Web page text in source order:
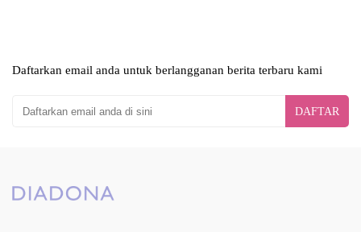
Daftarkan email anda untuk berlangganan berita terbaru kami
DAFTAR